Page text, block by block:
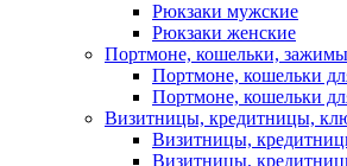
Рюкзаки мужские
Рюкзаки женские
Портмоне, кошельки, зажимы
Портмоне, кошельки
Портмоне, кошельки
Визитницы, кредитницы,
Визитницы,
Визитницы,